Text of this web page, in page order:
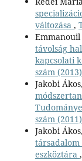
változása ,
távolság
kapcsolati
szám (2013)
Jakobi Ákos,
szám (2011)
Jakobi Ákos,
eszköztára ,